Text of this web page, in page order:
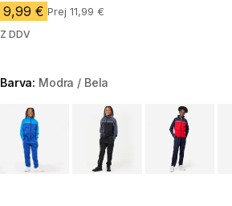
9,99 € Prej 11,99 €
Z DDV
Barva: Modra / Bela
Choose a variant